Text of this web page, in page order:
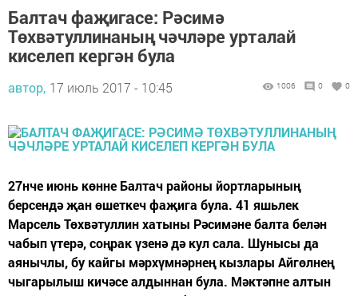
Балтач фаҗигасе: Рәсимә
Төхвәтуллинаның чәчләре урталай
киселеп кергән була
автор, 17 июль 2017 - 10:45 1006 0 0
27нче июнь көнне Балтач районы йортларының
берсендә җан өшеткеч фаҗига була. 41 яшьлек
Марсель Төхвәтуллин хатыны Рәсимәне балта белән
чабып үтерә, соңрак үзенә дә кул сала. Шунысы да
аянычлы, бу кайгы мәрхүмнәрнең кызлары Айгөлнең
чыгарылыш кичәсе алдыннан була. Мәктәпне алтын